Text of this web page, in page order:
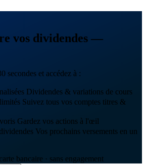
vos dividendes —
secondes et accédez à :
Dividendes & variations de cours
Suivez tous vos comptes titres &
Gardez vos actions à l'œil
Vos prochains versements en un
bancaire · sans engagement